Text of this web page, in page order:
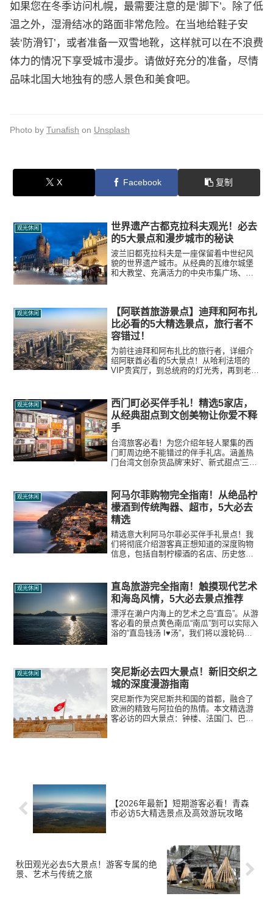
如果您在冬季访问札幌，最需要注意的是‘脚下’。除了低
温之外，湿滑结冰的路面非常危险。在当地给鞋子安
装‘防滑钉’，或者准备一双雪地靴，这样就可以在不浪费
体力的情况下享受城市漫步。请做好充分的准备，尽情
品味北国大地独有的感人景色和美食吧。
Photo by Tunafish on Unsplash
X Facebook 复制
观光休闲
世界遗产古都克拉科夫观光！必去
的5大景点和漫步城市的秘诀
波兰旧都克拉科夫是一座保留着中世纪风
貌的世界遗产城市。从经典的瓦维尔城堡
和大教堂、充满活力的中央市集广场、圣
观光休闲
【阿联酋旅游景点】迪拜和阿布扎
比必看的5大精选景点，旅行者不
容错过！
为前往迪拜和阿布扎比的旅行者，详细介
绍阿联酋必看的5大景点！从哈利法塔的
VIP贵宾厅，到总统府的灯光秀，再到老迪
观光休闲
西门町必买伴手礼！精选5家店，
从经典甜点到文创美物让你爱不释
手
台湾旅客必看！为您介绍年轻人聚集的西
门町周边绝不能错过的伴手礼店。涵盖热
门台湾文创杂货品牌'来好'、新式甜点'三统
观光休闲
阿马尔菲购物完全指南！从绝品柠
檬酒到传统陶器、超市，5大必去
精选
精选意大利阿马尔菲必买伴手礼景点！我
们将彻底介绍游客真正想知道的深度购物
信息，包括自制柠檬酒的名店、历史悠久
市。
观光休闲
直岛旅游完全指南！触摸现代艺术
和海岛风情，5大必去景点推荐
漂浮在濑户内海上的艺术之岛“直岛”。从游
客必看的景点黄色南瓜“南瓜”到可以实际入
浴的“直岛钱汤 I♥︎汤”，我们将以渡轮码头
观光休闲
突尼斯必去四大景点！新旧交织之
城的深度漫游指南
突尼斯作为突尼斯共和国的首都，融合了
欧洲的精致与阿拉伯的热情。本文精选游
客必访的四大景点：钟楼、法国门、巴尔
【2026年最新】短期游客必看！青森
市必访5大精选景点及高效游玩攻略
秋田观光必去5大景点！游客专属的绝
景、艺术与传统之旅